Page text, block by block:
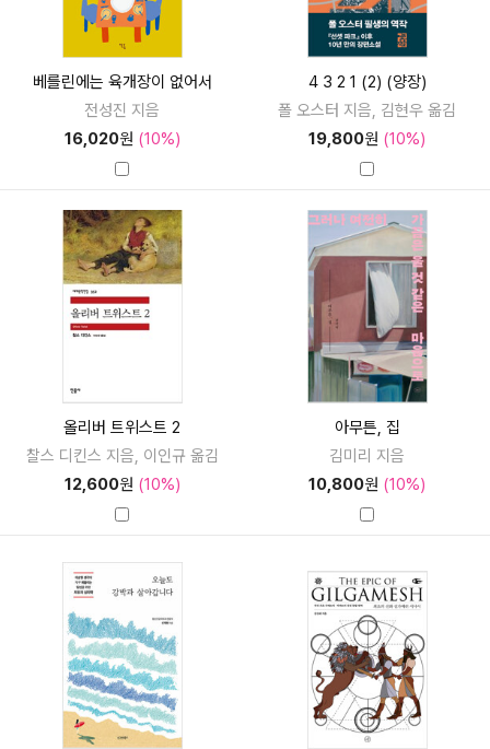
베를린에는 육개장이 없어서
전성진 지음
16,020원 (10%)
4 3 2 1 (2) (양장)
폴 오스터 지음, 김현우 옮김
19,800원 (10%)
올리버 트위스트 2
찰스 디킨스 지음, 이인규 옮김
12,600원 (10%)
아무튼, 집
김미리 지음
10,800원 (10%)